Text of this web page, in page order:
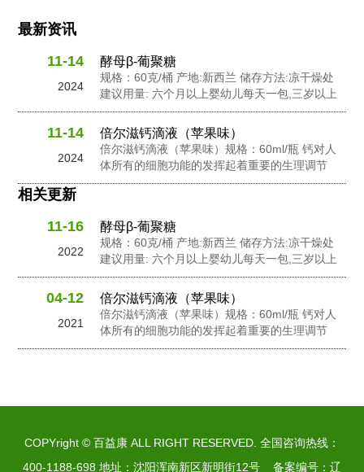
最新资讯
11-14
2024
酵母β-葡聚糖
规格：60克/桶 产地:新西兰 储存方法:凉干燥处
建议用量: 六个月以上婴幼儿每天一包,三岁以上
幼儿每天2包,孕妇及成人每天3包 配料: 抗性糊
精，食用非活性酵母粉，岩藻多糖，水苏糖，酵
母 β-葡聚糖，针叶樱桃粉，黄金奇异果粉，接骨
木莓粉，N-乙酰神经氨酸...
11-14
2024
倍尔滋钙滴液（苹果味）
倍尔滋钙滴液（苹果味）规格：60ml/瓶 钙对人
体所有的细胞功能的发挥起着重要的生理调节
作。钙在人体内含量的不足会影响人体的生长发
促进心脏肌肉功能，并激活一些消化酶的活性。
钙是人体中一个必要的营养成份之一。...
相关更新
11-16
2022
酵母β-葡聚糖
规格：60克/桶 产地:新西兰 储存方法:凉干燥处
建议用量: 六个月以上婴幼儿每天一包,三岁以上
幼儿每天2包,孕妇及成人每天3包 配料: 抗性糊
精，食用非活性酵母粉，岩藻多糖，水苏糖，酵
母 β-葡聚糖，针叶樱桃粉，黄金奇异果粉，接骨
木莓粉，N-乙酰神经氨酸...
04-12
2021
倍尔滋钙滴液（苹果味）
倍尔滋钙滴液（苹果味）规格：60ml/瓶 钙对人
体所有的细胞功能的发挥起着重要的生理调节
作。钙在人体内含量的不足会影响人体的生长发
COPYright © 百益康 ALL RIGHT RESERVED. 全国咨询热线：
400-1188-698 地址：沈阳浑南新区新明街12号 备案编号： 辽